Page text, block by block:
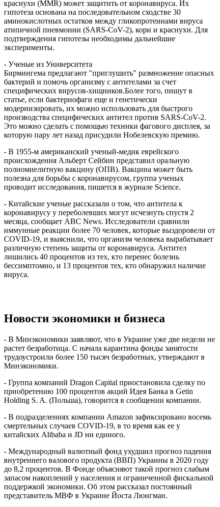
краснухи (MMR) может защитить от коронавируса. Их
гипотеза основана на последовательном сходстве 30
аминокислотных остатков между гликопротеинами вируса
атипичной пневмонии (SARS-CoV-2), кори и краснухи. Для
подтверждения гипотезы необходимы дальнейшие
эксперименты.
- Ученые из Университета
Бирмингема предлагают "приглушить" размножение опасных
бактерий и помочь организму с антителами за счет
специфических вирусов-хищников.Более того, пишут в
статье, если бактериофаги еще и генетически
модернизировать, их можно использовать для быстрого
производства специфических антител против SARS-CoV-2.
Это можно сделать с помощью техники фагового дисплея, за
которую пару лет назад присудили Нобелевскую премию.
- В 1955-м американский ученый-медик еврейского
происхождения Альберт Сейбин представил оральную
полиомиелитную вакцину (ОПВ). Вакцина может быть
полезна для борьбы с коронавирусом, группа ученых
проводит исследования, пишется в журнале Science.
- Китайские ученые рассказали о том, что антитела к
коронавирусу у переболевших могут исчезнуть спустя 2
месяца, сообщает ABC News. Исследователи сравнили
иммунные реакции более 70 человек, которые выздоровели от
COVID-19, и выяснили, что организм человека вырабатывает
различную степень защиты от коронавируса. Антител
лишились 40 процентов из тех, кто перенес болезнь
бессимптомно, и 13 процентов тех, кто обнаружил наличие
вируса.
Новости экономики и бизнеса
- В Минэкономики заявляют, что в Украине уже две недели не
растет безработица. С начала карантина фонды занятости
трудоустроили более 150 тысяч безработных, утверждают в
Минэкономики.
- Группа компаний Dragon Capital приостановила сделку по
приобретению 100 процентов акций Идея Банка в Getin
Holding S. A. (Польша), говорится в сообщении компании.
- В подразделениях компании Amazon зафиксировано восемь
смертельных случаев COVID-19, в то время как ее у
китайских Alibaba и JD ни единого.
- Международный валютный фонд ухудшил прогноз падения
внутреннего валового продукта (ВВП) Украины в 2020 году
до 8,2 процентов. В Фонде объясняют такой прогноз слабым
запасом накоплений у населения и ограниченной фискальной
поддержкой экономики. Об этом рассказал постоянный
представитель МВФ в Украине Йоста Люнгман.